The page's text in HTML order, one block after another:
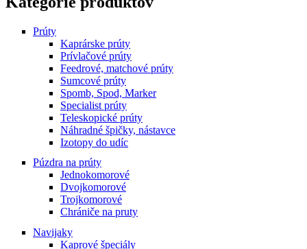
Prúty
Kaprárske prúty
Prívlačové prúty
Feedrové, matchové prúty
Sumcové prúty
Spomb, Spod, Marker
Specialist prúty
Teleskopické prúty
Náhradné špičky, nástavce
Izotopy do udíc
Púzdra na prúty
Jednokomorové
Dvojkomorové
Trojkomorové
Chrániče na pruty
Navijaky
Kaprové špeciály